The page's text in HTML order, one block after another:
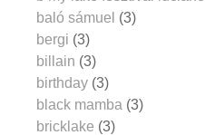
baló sámuel (3)
bergi (3)
billain (3)
birthday (3)
black mamba (3)
bricklake (3)